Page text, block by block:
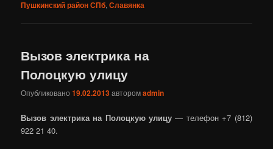
Пушкинский район СПб,Славянка
Вызов электрика на
Полоцкую улицу
Опубликовано19.02.2013авторомadmin
Вызов электрика на Полоцкую улицу — телефон +7 (812)
922 21 40.